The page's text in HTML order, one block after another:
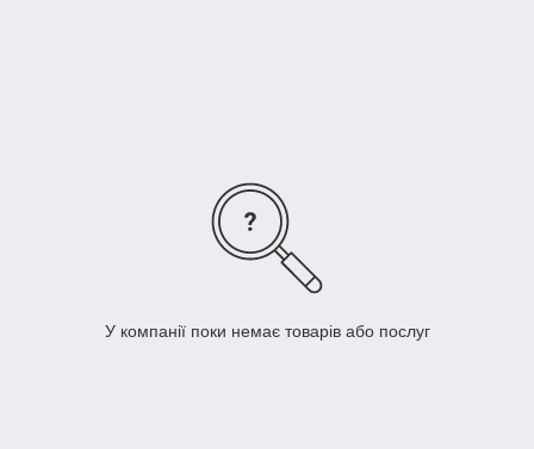
У компанії поки немає товарів або послуг